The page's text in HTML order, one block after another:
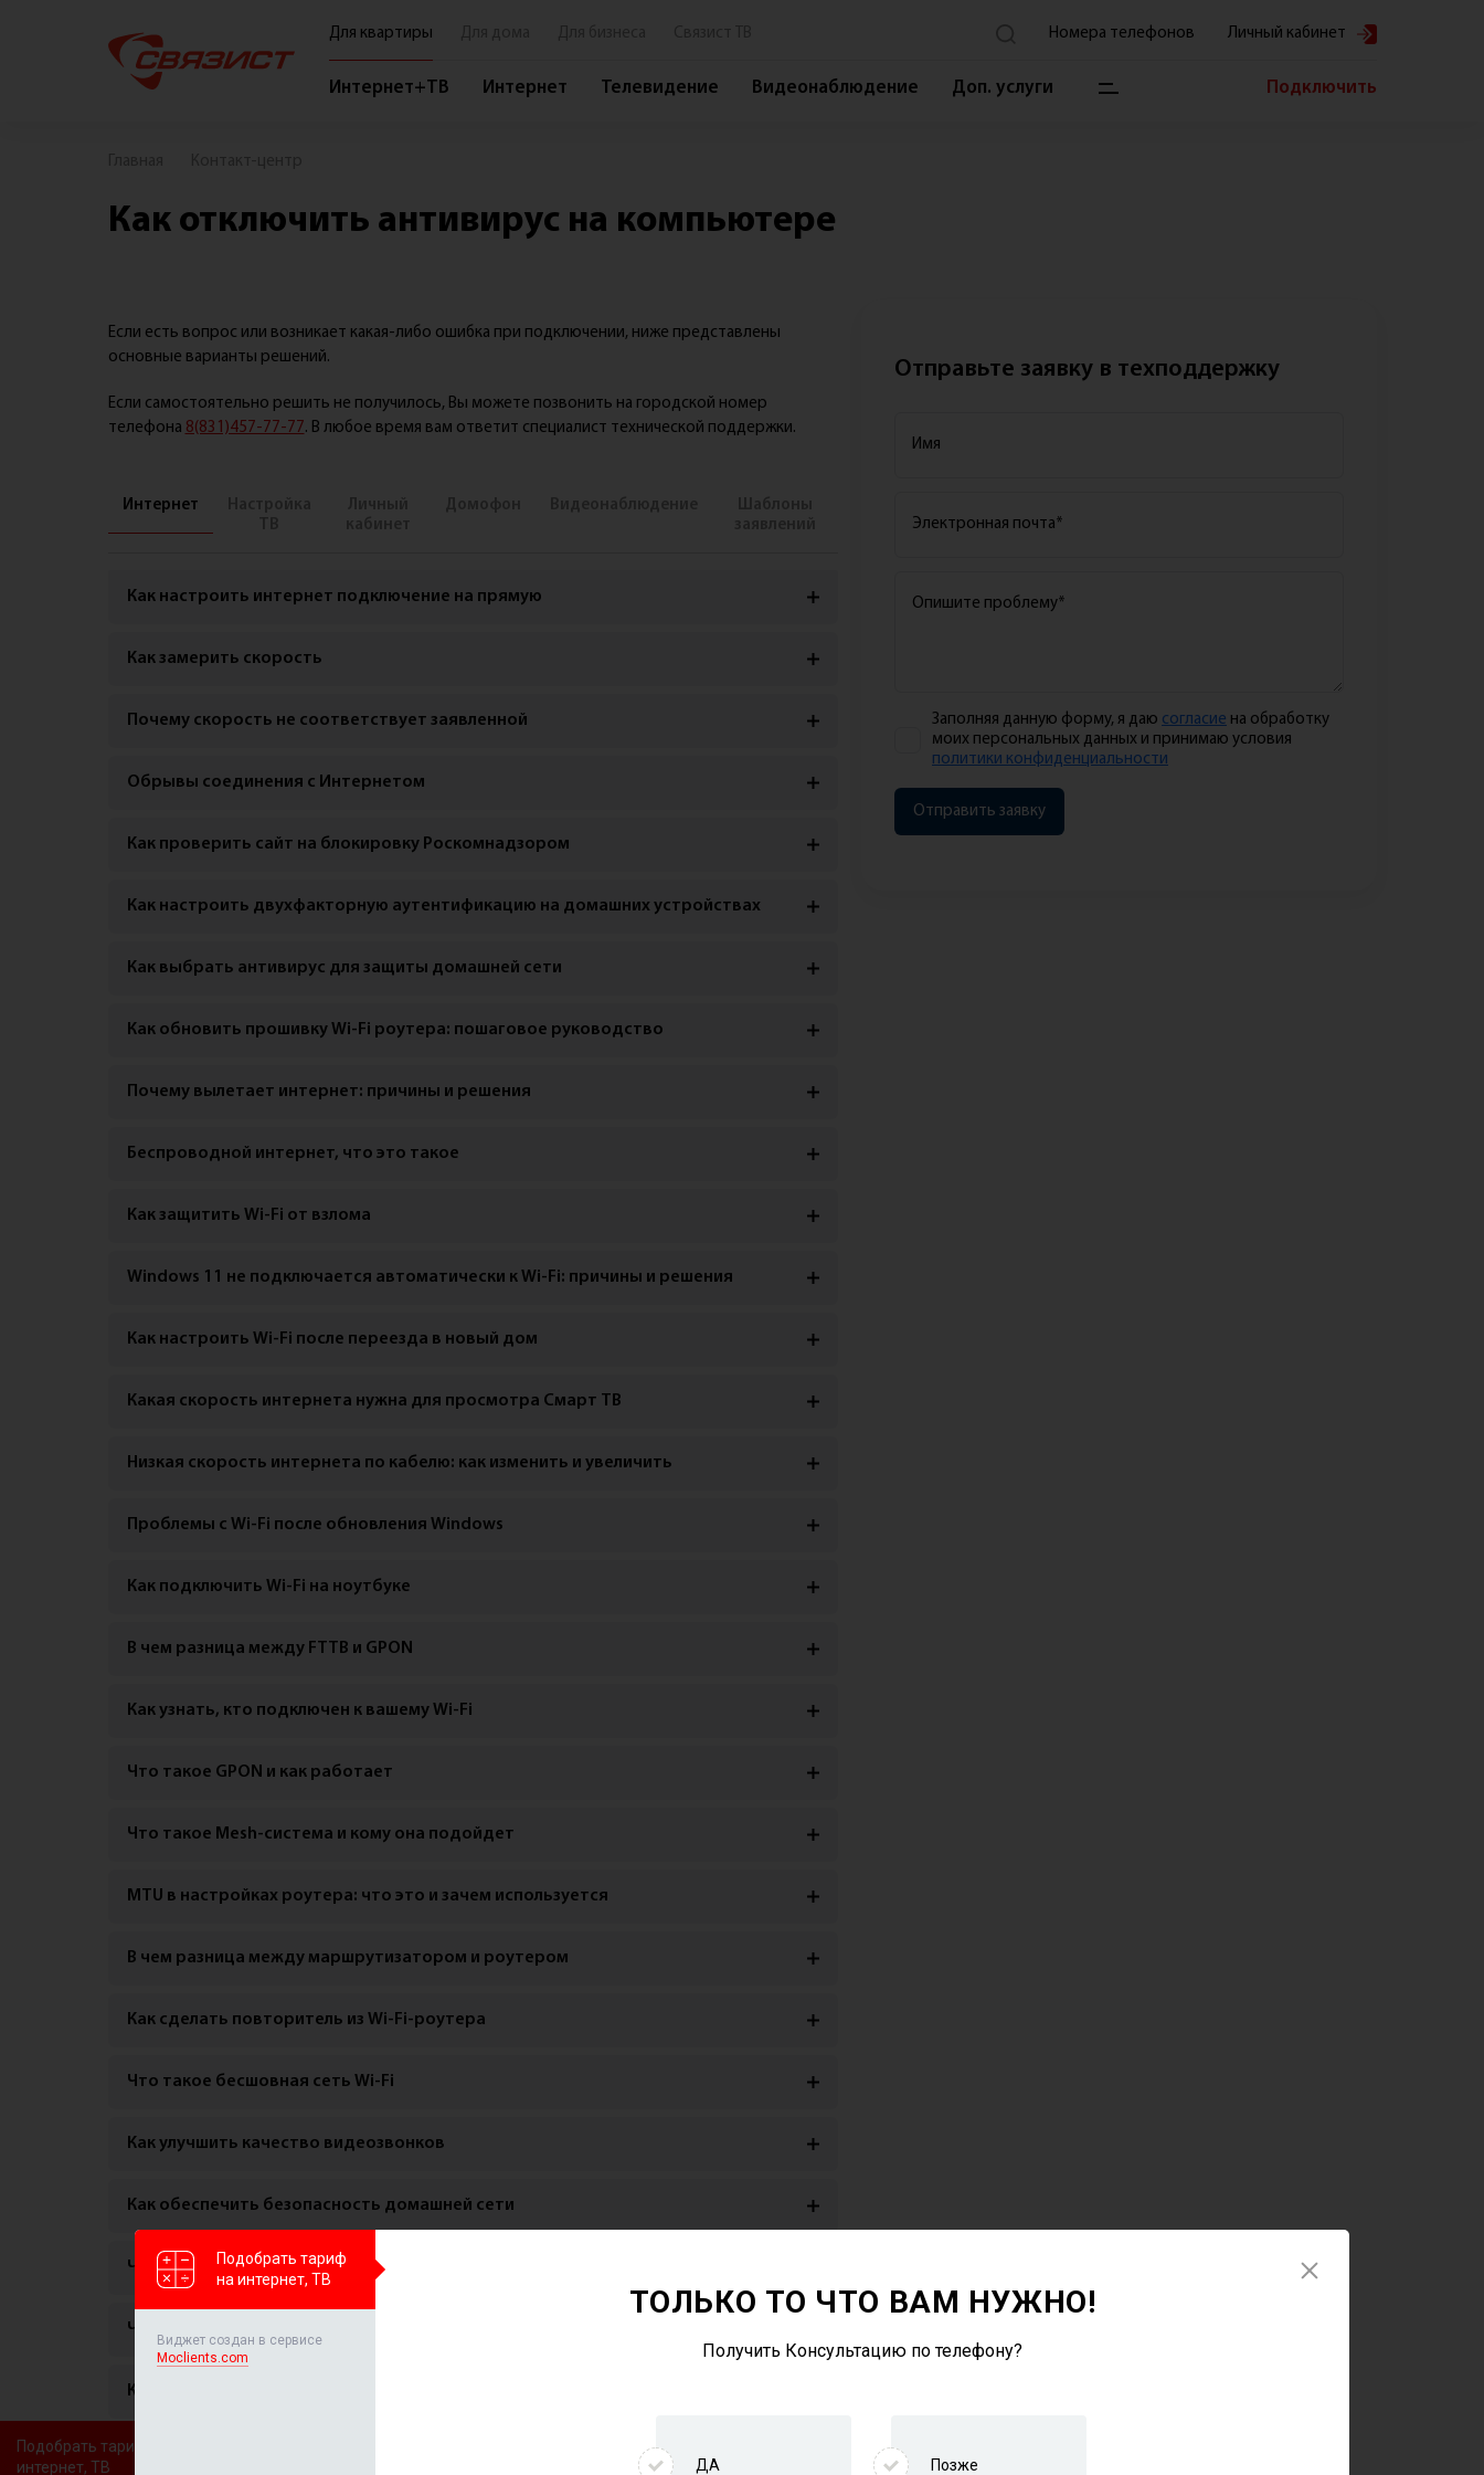
Для квартиры Номера телефонов
Для физических лиц 8 (831) 457-77-11
Личный кабинет
Интернет+ТВ Интернет Телевидение Видеонаблюдение Доп. услуги
Политика конфиденциальности и обработки
персональных данных посетителей сайта ООО
Карта покрытия
Подключить
Как отключить антивирус на компьютере
Если есть вопрос или возникает какая-либо ошибка при подключении, ниже представлены
основные варианты решений.
Если самостоятельно решить не получилось, Вы можете позвонить на городской номер
телефона 8(831)457-77-77 . В любое время вам ответит специалист технической поддержки.
Интернет
Как настроить интернет подключение на прямую
Как замерить скорость
Почему скорость не соответствует заявленной
Обрывы соединения с Интернетом
Как проверить сайт на блокировку Роскомнадзором
Как настроить двухфакторную аутентификацию на домашних устройствах
Как выбрать антивирус для защиты домашней сети
Как обновить прошивку Wi-Fi роутера: пошаговое руководство
Почему вылетает интернет: причины и решения
Беспроводной интернет, что это такое
Как защитить Wi-Fi от взлома
Windows 11 не подключается автоматически к Wi-Fi: причины и решения
Как настроить Wi-Fi после переезда в новый дом
Какая скорость интернета нужна для просмотра Смарт ТВ
Низкая скорость интернета по кабелю: как изменить и увеличить
Проблемы с Wi-Fi после обновления Windows
Как подключить Wi-Fi на ноутбуке
В чем разница между FTTB и GPON
Как узнать, кто подключен к вашему Wi-Fi
Что такое GPON и как работает
Что такое Mesh-система и кому она подойдет
MTU в настройках роутера: что это и зачем используется
В чем разница между маршрутизатором и роутером
Как сделать повторитель из Wi-Fi-роутера
Что такое бесшовная сеть Wi-Fi
Как улучшить качество видеозвонков
Как обеспечить безопасность домашней сети
Что такое DNS и как его изменить
Что такое смарт-телевизор и как его подключить к интернету
Как настроить умную колонку
Что такое умные розетки и как их использовать
Отправьте заявку в техподдержку
Заполняя данную форму, я даю согласие на обработку
моих персональных данных и принимаю условия
политики конфиденциальности
Отправить заявку
Подобрать тариф на
интернет, ТВ
Подобрать тариф
на интернет, ТВ
Виджет создан в сервисе
Moclients.com
ТОЛЬКО ТО ЧТО ВАМ НУЖНО!
Получить Консультацию по телефону?
ДА Позже